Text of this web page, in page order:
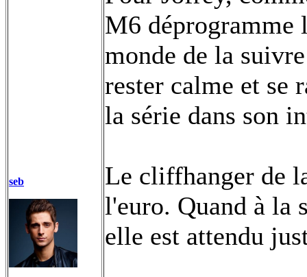
seb
M6 déprogramme
monde de la
rester calme et se
la série dans son
Le cliffhanger de
l'euro. Quand à la
elle est attendu